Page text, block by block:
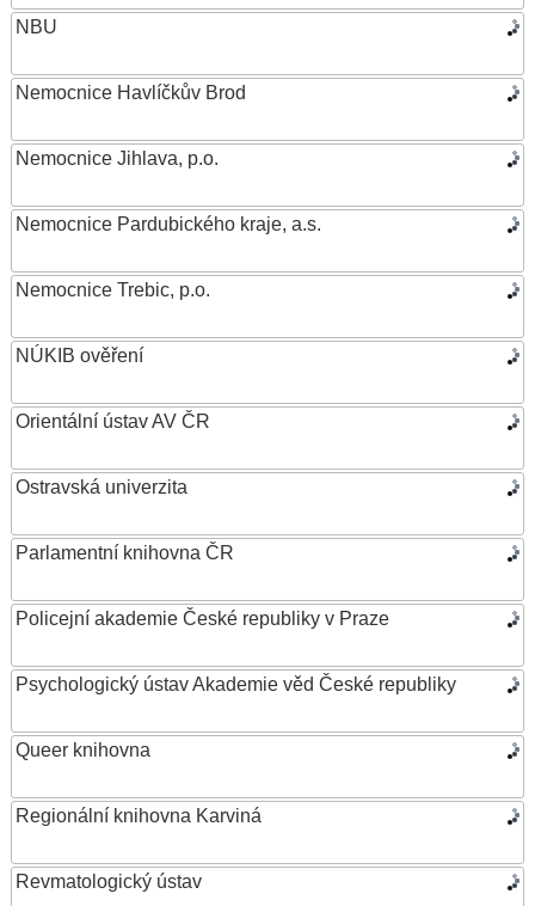
NBU
Nemocnice Havlíčkův Brod
Nemocnice Jihlava, p.o.
Nemocnice Pardubického kraje, a.s.
Nemocnice Trebic, p.o.
NÚKIB ověření
Orientální ústav AV ČR
Ostravská univerzita
Parlamentní knihovna ČR
Policejní akademie České republiky v Praze
Psychologický ústav Akademie věd České republiky
Queer knihovna
Regionální knihovna Karviná
Revmatologický ústav